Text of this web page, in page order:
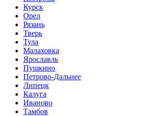
Курск
Орел
Рязань
Тверь
Тула
Малаховка
Ярославль
Пушкино
Петрово-Дальнее
Липецк
Калуга
Иваново
Тамбов